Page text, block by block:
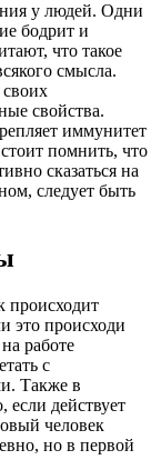
у людей. Одни
бодрит и
что такое
смысла.
свойства.
иммунитет
помнить, что
сказаться на
следует быть
происходит
это происходи
работе
с
Также в
действует
человек
но в первой